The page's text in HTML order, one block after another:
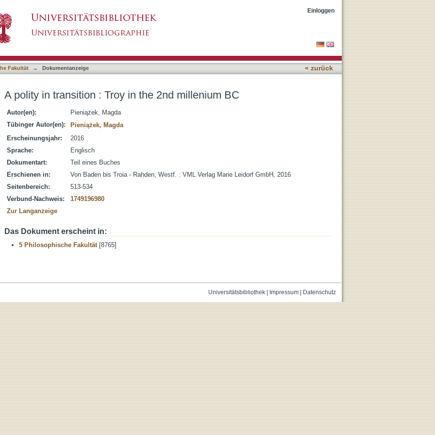
Einloggen
Fakultät → Dokumentanzeige « zurück
A polity in transition : Troy in the 2nd millenium BC
Autor(en):
Pieniążek, Magda
Tübinger Autor(en):
Pieniążek, Magda
Erscheinungsjahr:
2016
Sprache:
Englisch
Dokumentart:
Teil eines Buches
Erschienen in:
Von Baden bis Troia - Rahden, Westf. : VML Verlag Marie Leidorf GmbH, 2016
Seitenbereich:
513-534
Verbund-Nachweis:
1749196980
Zur Langanzeige
Das Dokument erscheint in:
5 Philosophische Fakultät[8765]
Universitätsbibliothek| Impressum| Datenschutz